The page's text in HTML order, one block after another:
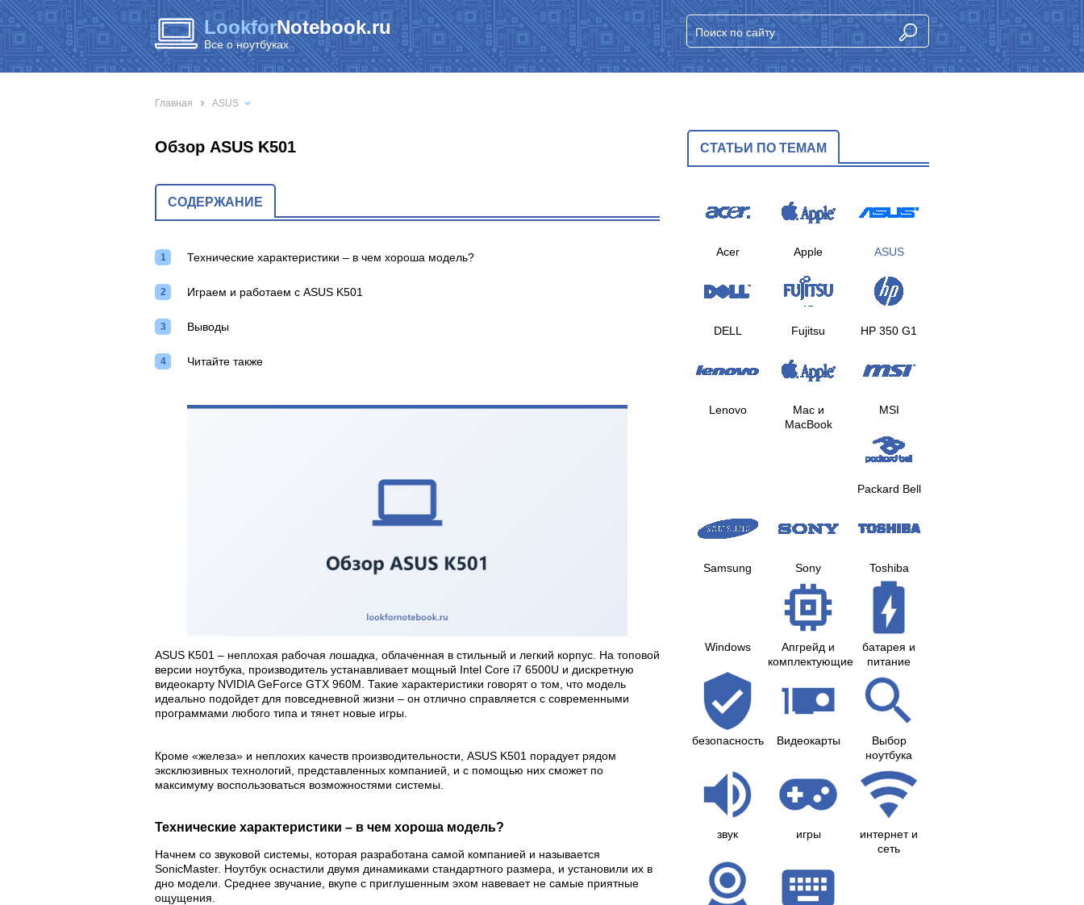
LookforNotebook.ru
Все о ноутбуках
Главная ASUS
Обзор ASUS K501
СОДЕРЖАНИЕ
Технические характеристики – в чем хороша модель?
Играем и работаем с ASUS K501
Выводы
Читайте также
ASUS K501 – неплохая рабочая лошадка, облаченная в стильный и легкий корпус. На топовой
версии ноутбука, производитель устанавливает мощный Intel Core i7 6500U и дискретную
видеокарту NVIDIA GeForce GTX 960M. Такие характеристики говорят о том, что модель
идеально подойдет для повседневной жизни – он отлично справляется с современными
программами любого типа и тянет новые игры.
Кроме «железа» и неплохих качеств производительности, ASUS K501 порадует рядом
эксклюзивных технологий, представленных компанией, и с помощью них сможет по
максимуму воспользоваться возможностями системы.
Технические характеристики – в чем хороша модель?
Начнем со звуковой системы, которая разработана самой компанией и называется
SonicMaster. Ноутбук оснастили двумя динамиками стандартного размера, и установили их в
дно модели. Среднее звучание, вкупе с приглушенным эхом навевает не самые приятные
ощущения.
СТАТЬИ ПО ТЕМАМ
Acer Apple ASUS
DELL Fujitsu HP 350 G1
Lenovo
Mac и
MacBook
MSI
Packard Bell
Samsung Sony Toshiba
Windows
Апгрейд и
комплектующие
батарея и
питание
безопасность Видеокарты
Выбор
ноутбука
звук игры
интернет и
сеть